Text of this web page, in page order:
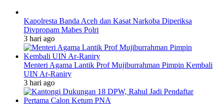
Kapolresta Banda Aceh dan Kasat Narkoba Diperiksa
Divpropam Mabes Polri
3 hari ago
Menteri Agama Lantik Prof Mujiburrahman Pimpin Kembali
UIN Ar-Raniry
3 hari ago